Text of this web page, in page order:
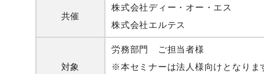
共催
株式会社ディー・オー・エス
株式会社エルテス
対象
労務部門 ご担当者様
※本セミナーは法人様向けとなりま